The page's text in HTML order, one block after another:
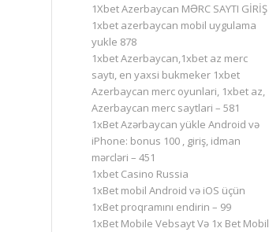
1Xbet Azerbaycan MƏRC SAYTI GİRİŞ
1xbet azerbaycan mobil uygulama
yukle 878
1xbet Azerbaycan,1xbet az merc
saytı, en yaxsi bukmeker 1xbet
Azerbaycan merc oyunlari, 1xbet az,
Azerbaycan merc saytlari – 581
1xBet Azərbaycan yükle Android və
iPhone: bonus 100 , giriş, idman
mərcləri – 451
1xbet Casino Russia
1xBet mobil Android və iOS üçün
1xBet proqramını endirin – 99
1xBet Mobile Vebsayt Və 1x Bet Mobil